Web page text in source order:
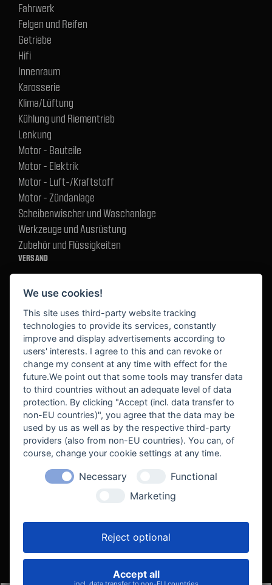
Fahrwerk
Felgen und Reifen
Getriebe
Hifi
Innenraum
Karosserie
Klima/Lüftung
Kühlung und Riementrieb
Lenkung
Motor - Bauteile
Motor - Elektrik
Motor - Luft-/Kraftstoff
Motor - Zündanlage
Scheibenwischer und Waschanlage
Werkzeuge und Ausrüstung
Zubehör und Flüssigkeiten
VERSAND
BEKANNT AUS
We use cookies!
This site uses third-party website tracking
technologies to provide its services, constantly
improve and display advertisements according to
users' interests. I agree to this and can revoke or
change my consent at any time with effect for the
future.We point out that some tools may transfer data
to third countries without an adequate level of data
protection. By clicking "Accept (incl. data transfer to
non-EU countries)", you agree that the data may be
used by us as well as by the respective third-party
providers (also from non-EU countries). You can, of
course, change your cookie settings at any time.
Necessary
Functional
Marketing
Reject optional
Accept all